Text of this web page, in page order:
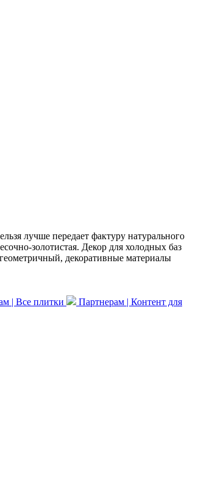
лучше передает фактуру натурального
золотистая. Декор для холодных баз
декоративные материалы
| Все плитки
Партнерам | Контент для